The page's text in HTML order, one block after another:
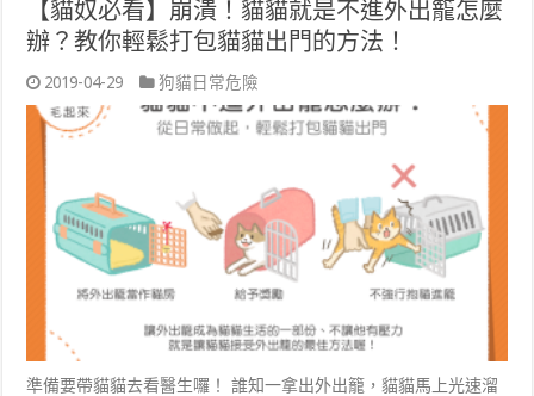
【貓奴必看】崩潰！貓貓就是不進外出籠怎麼
辦？教你輕鬆打包貓貓出門的方法！
2019-04-29 狗貓日常危險
準備要帶貓貓去看醫生囉！ 誰知一拿出外出籠，貓貓馬上光速溜